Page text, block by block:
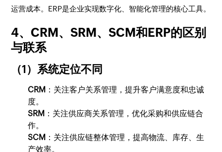
运营成本。ERP是企业实现数字化、智能化管理的核心工具。
4、CRM、SRM、SCM和ERP的区别
与联系
（1）系统定位不同
CRM ：关注客户关系管理，提升客户满意度和忠诚
度。
SRM ：关注供应商关系管理，优化采购和供应链合
作。
SCM ：关注供应链整体管理，提高物流、库存、生
产效率。